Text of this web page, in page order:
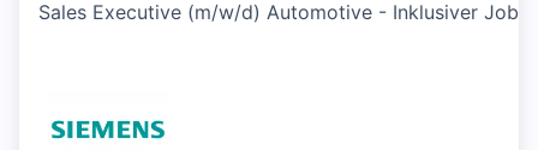
Sales Executive (m/w/d) Automotive - Inklusiver Job